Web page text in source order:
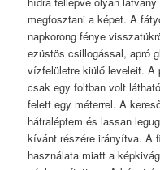
megfosztani a képet. A
napkorong fénye
ezüstös csillogással, apró
vízfelületre kiülő leveleit. A
csak egy foltban volt
felett egy méterrel. A
hátraléptem és lassan
kívánt részére irányítva. A
használata miatt a